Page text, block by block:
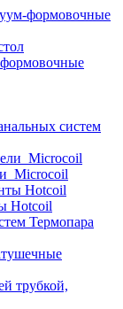
формовочные
систем
Hotcoil
Термопара